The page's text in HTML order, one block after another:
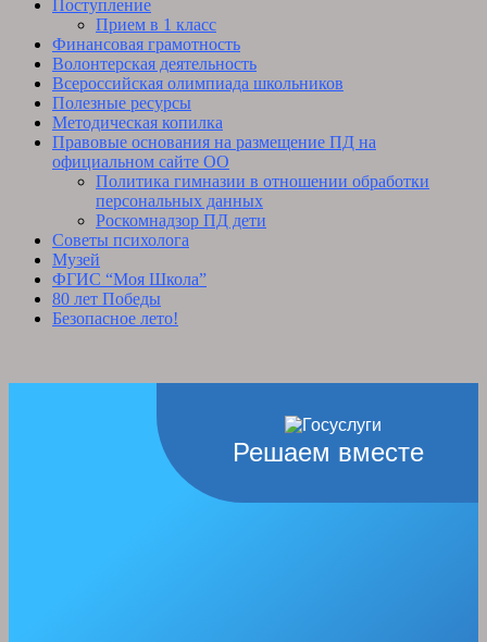
Поступление
Прием в 1 класс
Финансовая грамотность
Волонтерская деятельность
Всероссийская олимпиада школьников
Полезные ресурсы
Методическая копилка
Правовые основания на размещение ПД на
официальном сайте ОО
Политика гимназии в отношении обработки
персональных данных
Роскомнадзор ПД дети
Советы психолога
Музей
ФГИС “Моя Школа”
80 лет Победы
Безопасное лето!
Решаем вместе